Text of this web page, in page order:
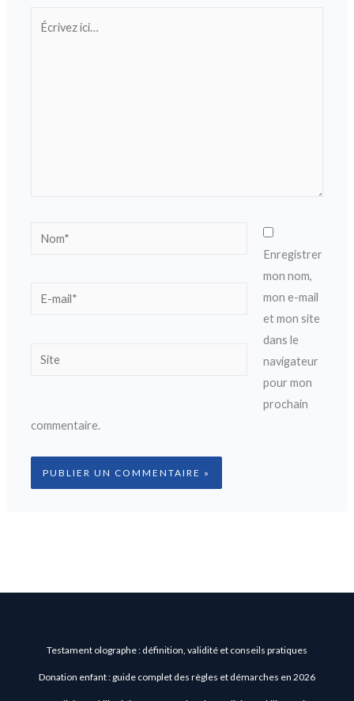
Nom*
E-
Site
Enregistrer
mon nom,
mon e-mail
et mon site
dans le
navigateur
pour mon
prochain
commentaire.
Testament olographe : définition, validité et conseils pratiques
Donation enfant : guide complet des règles et démarches en 2026